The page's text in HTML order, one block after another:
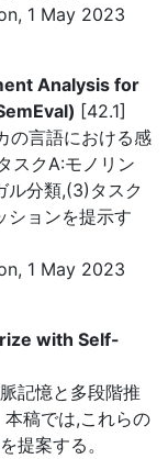
1 May 2023
Analysis for
[42.1]
の言語における感
スクA:モノリン
ル分類,(3)タスク
ションを提示す
1 May 2023
with Self-
記憶と多段階推
稿では,これらの
提案する。